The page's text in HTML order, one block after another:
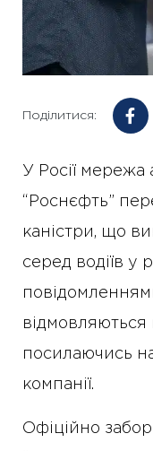
Поділитися:
У Росії мережа
“Роснєфть”
каністри, що
серед водіїв у
відмовляються
посилаючись
компанії.
Офіційно